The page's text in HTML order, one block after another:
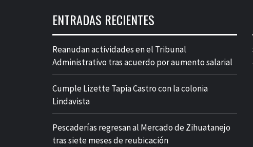
ENTRADAS RECIENTES
Reanudan actividades en el Tribunal
Administrativo tras acuerdo por aumento salarial
Cumple Lizette Tapia Castro con la colonia
Lindavista
Pescaderías regresan al Mercado de Zihuatanejo
tras siete meses de reubicación